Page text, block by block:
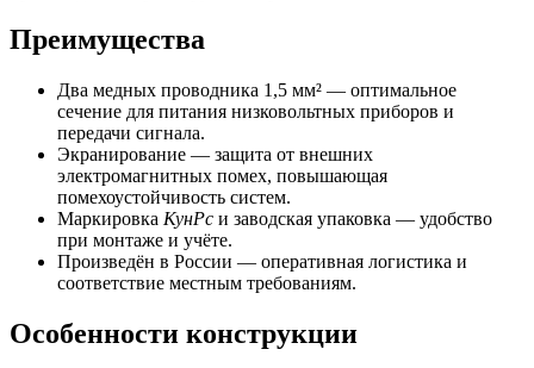
Преимущества
Два медных проводника 1,5 мм² — оптимальное
сечение для питания низковольтных приборов и
передачи сигнала.
Экранирование — защита от внешних
электромагнитных помех, повышающая
помехоустойчивость систем.
Маркировка КунРс и заводская упаковка — удобство
при монтаже и учёте.
Произведён в России — оперативная логистика и
соответствие местным требованиям.
Особенности конструкции